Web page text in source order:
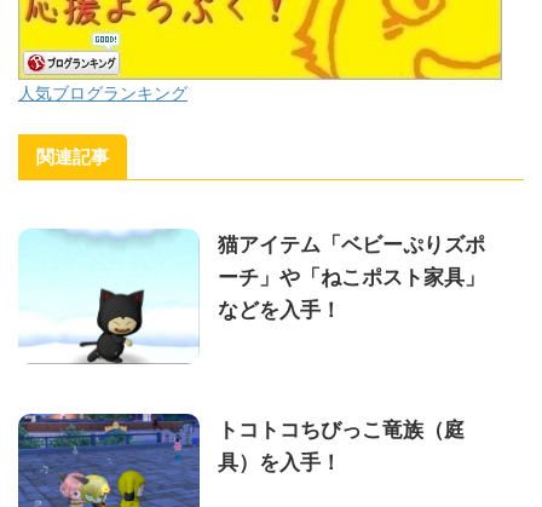
人気ブログランキング
関連記事
猫アイテム「ベビーぷりズポ
ーチ」や「ねこポスト家具」
などを入手！
トコトコちびっこ竜族（庭
具）を入手！